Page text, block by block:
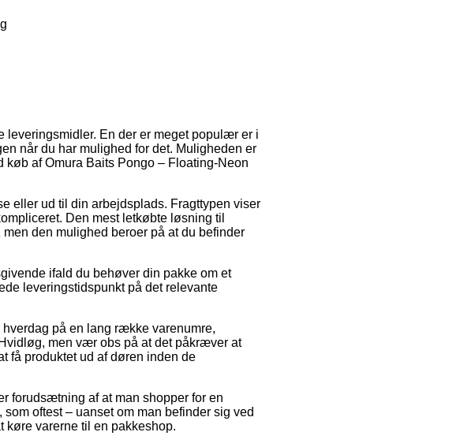
En der er meget populær er i
når du har mulighed for det. Muligheden er
af Omura Baits Pongo – Floating-Neon
eller ud til din arbejdsplads. Fragttypen viser
Den mest letkøbte løsning til
den mulighed beroer på at du befinder
ifald du behøver din pakke om et
leveringstidspunkt på det relevante
på en lang række varenumre,
men vær obs på at det påkræver at
få produktet ud af døren inden de
forudsætning af at man shopper for en
oftest – uanset om man befinder sig ved
køre varerne til en pakkeshop.